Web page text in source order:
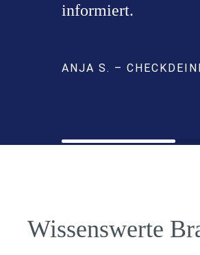
informiert.
ANJA S. –
Wissenswerte